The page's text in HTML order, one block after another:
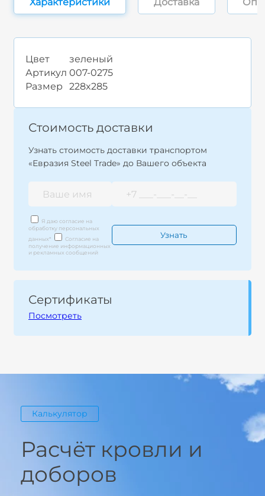
Характеристики Доставка
Цвет
зеленый
Артикул 007-0275
Размер
228x285
Стоимость доставки
Узнать стоимость доставки транспортом
«Евразия Steel Trade» до Вашего объекта
Я даю согласие на
обработку персональных
данных*
Согласие на
получение информационных
и рекламных сообщений
Сертификаты
Посмотреть
Калькулятор
Расчёт кровли и
доборов